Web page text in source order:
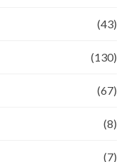
(43)
(130)
(67)
(8)
(7)